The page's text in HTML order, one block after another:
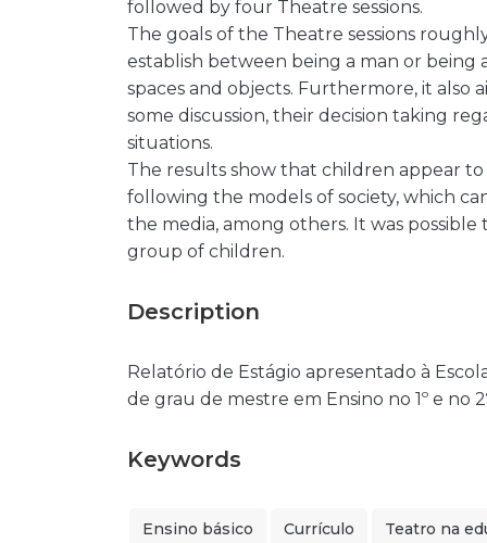
followed by four Theatre sessions.
The goals of the Theatre sessions
establish between being a man or being
spaces and objects. Furthermore, it
some discussion, their decision taking
situations.
The results show that children appear
following the models of society, which
the media, among others. It was
group of children.
Description
Relatório de Estágio apresentado à
de grau de mestre em Ensino no 1º e no
Keywords
Ensino básico Currículo Teatro na